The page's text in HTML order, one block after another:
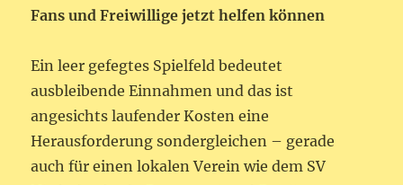
Fans und Freiwillige jetzt helfen können
Ein leer gefegtes Spielfeld bedeutet
ausbleibende Einnahmen und das ist
angesichts laufender Kosten eine
Herausforderung sondergleichen – gerade
auch für einen lokalen Verein wie dem SV